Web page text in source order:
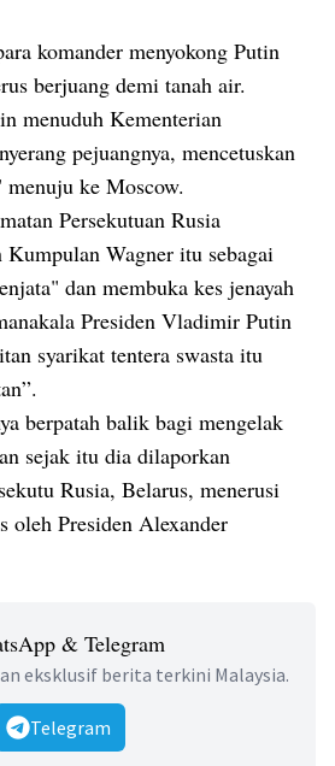
komander menyokong Putin
berjuang demi tanah air.
menuduh Kementerian
pejuangnya, mencetuskan
ke Moscow.
Persekutuan Rusia
Wagner itu sebagai
dan membuka kes jenayah
Presiden Vladimir Putin
syarikat tentera swasta itu
berpatah balik bagi mengelak
sejak itu dia dilaporkan
Rusia, Belarus, menerusi
oleh Presiden Alexander
& Telegram
eksklusif berita terkini Malaysia.
Telegram